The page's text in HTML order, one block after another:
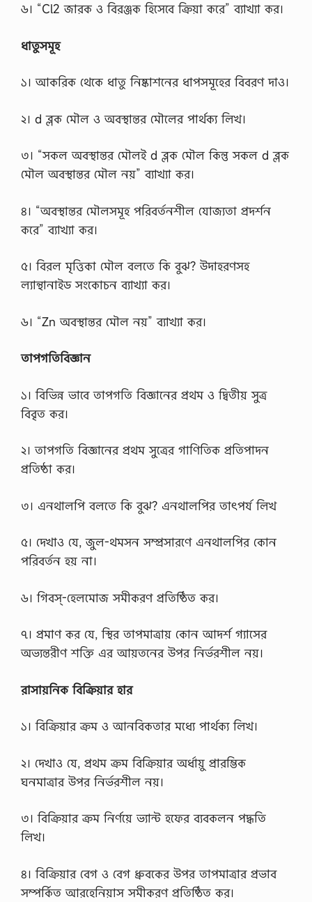
৬। “Cl2 জারক ও বিরঞ্জক হিসেবে ক্রিয়া করে” ব্যাখ্যা কর।
ধাতুসমূহ
১। আকরিক থেকে ধাতু নিষ্কাশনের ধাপসমূহের বিবরণ দাও।
২। d ব্লক মৌল ও অবস্থান্তর মৌলের পার্থক্য লিখ।
৩। “সকল অবস্থান্তর মৌলই d ব্লক মৌল কিন্তু সকল d ব্লক
মৌল অবস্থান্তর মৌল নয়” ব্যাখ্যা কর।
৪। “অবস্থান্তর মৌলসমূহ পরিবর্তনশীল যোজ্যতা প্রদর্শন
করে” ব্যাখ্যা কর।
৫। বিরল মৃত্তিকা মৌল বলতে কি বুঝ? উদাহরণসহ
ল্যান্থানাইড সংকোচন ব্যাখ্যা কর।
৬। “Zn অবস্থান্তর মৌল নয়” ব্যাখ্যা কর।
তাপগতিবিজ্ঞান
১। বিভিন্ন ভাবে তাপগতি বিজ্ঞানের প্রথম ও দ্বিতীয় সুত্র
বিবৃত কর।
২। তাপগতি বিজ্ঞানের প্রথম সুত্রের গাণিতিক প্রতিপাদন
প্রতিষ্ঠা কর।
৩। এনথালপি বলতে কি বুঝ? এনথালপির তাৎপর্য লিখ
৫। দেখাও যে, জুল-থমসন সম্প্রসারণে এনথালপির কোন
পরিবর্তন হয় না।
৬। গিবস্-হেলমোজ সমীকরণ প্রতিষ্ঠিত কর।
৭। প্রমাণ কর যে, স্থির তাপমাত্রায় কোন আদর্শ গ্যাসের
অভ্যন্তরীণ শক্তি এর আয়তনের উপর নির্ভরশীল নয়।
রাসায়নিক বিক্রিয়ার হার
১। বিক্রিয়ার ক্রম ও আনবিকতার মধ্যে পার্থক্য লিখ।
২। দেখাও যে, প্রথম ক্রম বিক্রিয়ার অর্ধায়ু প্রারম্ভিক
ঘনমাত্রার উপর নির্ভরশীল নয়।
৩। বিক্রিয়ার ক্রম নির্ণয়ে ভ্যান্ট হফের ব্যবকলন পদ্ধতি
লিখ।
৪। বিক্রিয়ার বেগ ও বেগ ধ্রুবকের উপর তাপমাত্রার প্রভাব
সম্পর্কিত আরহেনিয়াস সমীকরণ প্রতিষ্ঠিত কর।